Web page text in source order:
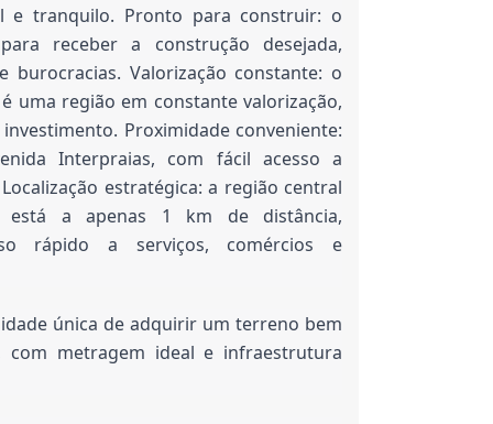
e tranquilo. Pronto para construir: o
receber a construção desejada,
burocracias. Valorização constante: o
uma região em constante valorização,
Proximidade conveniente:
Interpraias, com fácil acesso a
estratégica: a região central
está a apenas 1 km de distância,
rápido a serviços, comércios e
única de adquirir um terreno bem
com metragem ideal e infraestrutura